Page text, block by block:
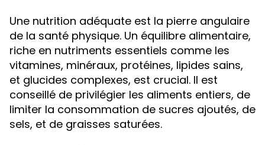
Une nutrition adéquate est la pierre angulaire
de la santé physique. Un équilibre alimentaire,
riche en nutriments essentiels comme les
vitamines, minéraux, protéines, lipides sains,
et glucides complexes, est crucial. Il est
conseillé de privilégier les aliments entiers, de
limiter la consommation de sucres ajoutés, de
sels, et de graisses saturées.